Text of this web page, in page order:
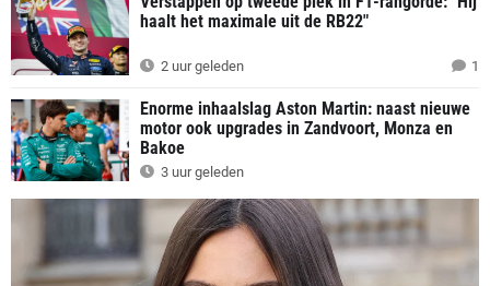
haalt het maximale uit de RB22"
2 uur geleden 1
Enorme inhaalslag Aston Martin: naast nieuwe
motor ook upgrades in Zandvoort, Monza en
Bakoe
3 uur geleden